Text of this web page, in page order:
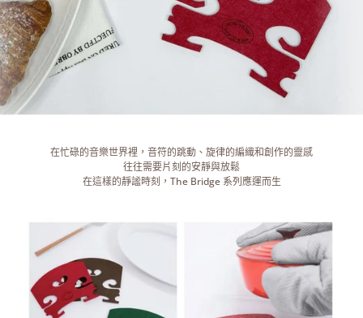
在忙碌的音樂世界裡，音符的跳動、旋律的編織和創作的靈感
往往需要片刻的安靜與放鬆
在這樣的靜謐時刻，The Bridge 系列應運而生